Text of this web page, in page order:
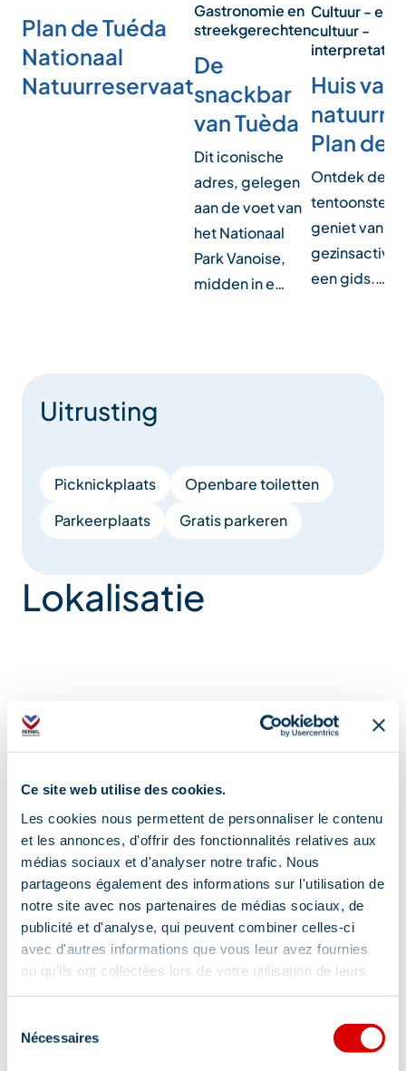
Ce site web utilise des cookies.
Les cookies nous permettent de personnaliser le contenu
et les annonces, d'offrir des fonctionnalités relatives aux
médias sociaux et d'analyser notre trafic. Nous
partageons également des informations sur l'utilisation de
notre site avec nos partenaires de médias sociaux, de
publicité et d'analyse, qui peuvent combiner celles-ci
avec d'autres informations que vous leur avez fournies
ou qu'ils ont collectées lors de votre utilisation de leurs
Nécessaires
Plan de Tuéda
Nationaal
Natuurreservaat
Gastronomie en
streekgerechten
De
snackbar
van Tuèda
Dit iconische
adres, gelegen
aan de voet van
het Nationaal
Park Vanoise,
midden in e…
Cultuur -
cultuur -
Huis van
Plan de
Ontdek de
geniet van
een gids.…
Uitrusting
Picknickplaats
Openbare toiletten
Parkeerplaats
Gratis parkeren
Lokalisatie